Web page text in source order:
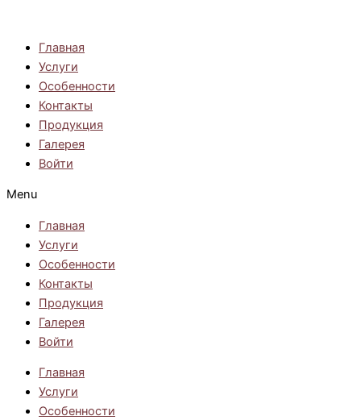
содержимому
Главная
Услуги
Особенности
Контакты
Продукция
Галерея
Войти
Menu
Главная
Услуги
Особенности
Контакты
Продукция
Галерея
Войти
Главная
Услуги
Особенности